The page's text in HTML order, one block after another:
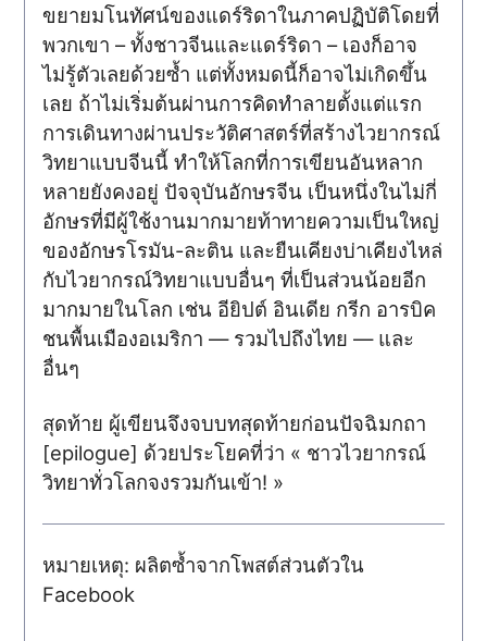
ขยายมโนทัศน์ของแดร์ริดาในภาคปฏิบัติโดยที่
พวกเขา – ทั้งชาวจีนและแดร์ริดา – เองก็อาจ
ไม่รู้ตัวเลยด้วยซ้ำ แต่ทั้งหมดนี้ก็อาจไม่เกิดขึ้น
เลย ถ้าไม่เริ่มต้นผ่านการคิดทำลายตั้งแต่แรก
การเดินทางผ่านประวัติศาสตร์ที่สร้างไวยากรณ์
วิทยาแบบจีนนี้ ทำให้โลกที่การเขียนอันหลาก
หลายยังคงอยู่ ปัจจุบันอักษรจีน เป็นหนึ่งในไม่กี่
อักษรที่มีผู้ใช้งานมากมายท้าทายความเป็นใหญ่
ของอักษรโรมัน-ละติน และยืนเคียงบ่าเคียงไหล่
กับไวยากรณ์วิทยาแบบอื่นๆ ที่เป็นส่วนน้อยอีก
มากมายในโลก เช่น อียิปต์ อินเดีย กรีก อารบิค
ชนพื้นเมืองอเมริกา — รวมไปถึงไทย — และ
อื่นๆ
สุดท้าย ผู้เขียนจึงจบบทสุดท้ายก่อนปัจฉิมกถา
[epilogue] ด้วยประโยคที่ว่า « ชาวไวยากรณ์
วิทยาทั่วโลกจงรวมกันเข้า! »
หมายเหตุ: ผลิตซ้ำจากโพสต์ส่วนตัวใน
Facebook